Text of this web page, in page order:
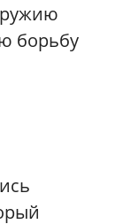
борьбу